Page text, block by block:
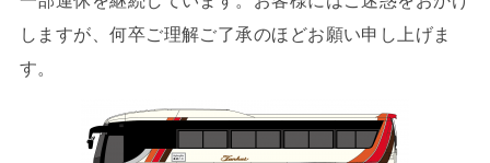
しますが、何卒ご理解ご了承のほどお願い申し上げま
す。